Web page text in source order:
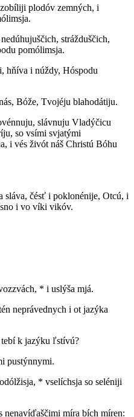
plodóv zemných, i
strážduščich,
pomólimsja.
hňíva i núždy, Hóspodu
Bóže, Tvojéju blahodátiju.
slávnuju Vladýčicu
so vsími svjatými
i vés živót náš Christú Bóhu
sláva, čésť i poklonénije, Otcú, i
i vo víki vikóv.
* i uslýša mjá.
neprávednych i ot jazýka
k jazýku ľstívú?
pustýnnymi.
* vselíchsja so seléniji
míra bích míren: